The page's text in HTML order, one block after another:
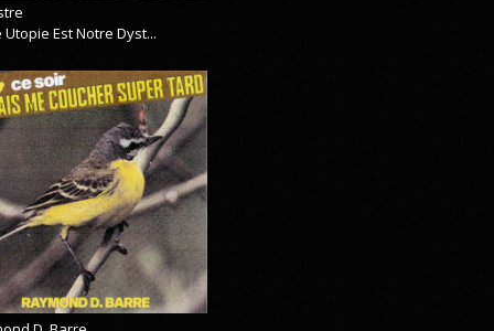
Utopie Est Notre Dyst...